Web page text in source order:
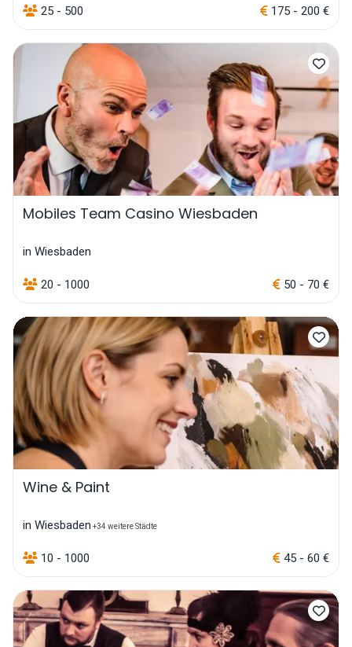
25 - 500 175 - 200 €
Mobiles Team Casino Wiesbaden
in Wiesbaden
20 - 1000 50 - 70 €
Wine & Paint
in Wiesbaden +34 weitere Städte
10 - 1000 45 - 60 €